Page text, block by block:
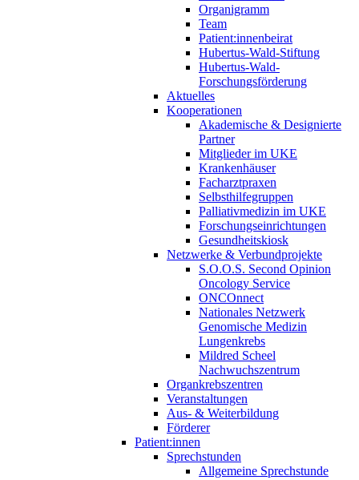
Organigramm
Team
Patient:innenbeirat
Hubertus-Wald-Stiftung
Hubertus-Wald-
Forschungsförderung
Aktuelles
Kooperationen
Akademische & Designierte
Partner
Mitglieder im UKE
Krankenhäuser
Facharztpraxen
Selbsthilfegruppen
Palliativmedizin im UKE
Forschungseinrichtungen
Gesundheitskiosk
Netzwerke & Verbundprojekte
S.O.O.S. Second Opinion
Oncology Service
ONCOnnect
Nationales Netzwerk
Genomische Medizin
Lungenkrebs
Mildred Scheel
Nachwuchszentrum
Organkrebszentren
Veranstaltungen
Aus- & Weiterbildung
Förderer
Patient:innen
Sprechstunden
Allgemeine Sprechstunde